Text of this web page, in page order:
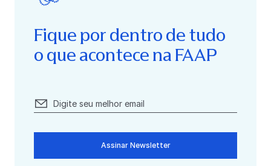
Fique por dentro de tudo
o que acontece na FAAP
Assinar Newsletter